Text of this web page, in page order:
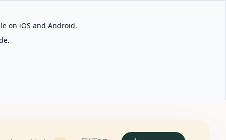
on iOS and Android.